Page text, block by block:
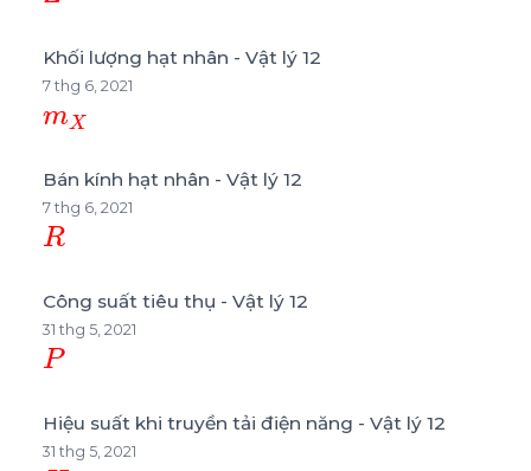
Khối lượng hạt nhân - Vật lý 12
7 thg 6, 2021
mX
Bán kính hạt nhân - Vật lý 12
7 thg 6, 2021
R
Công suất tiêu thụ - Vật lý 12
31 thg 5, 2021
P
Hiệu suất khi truyền tải điện năng - Vật lý 12
31 thg 5, 2021
H